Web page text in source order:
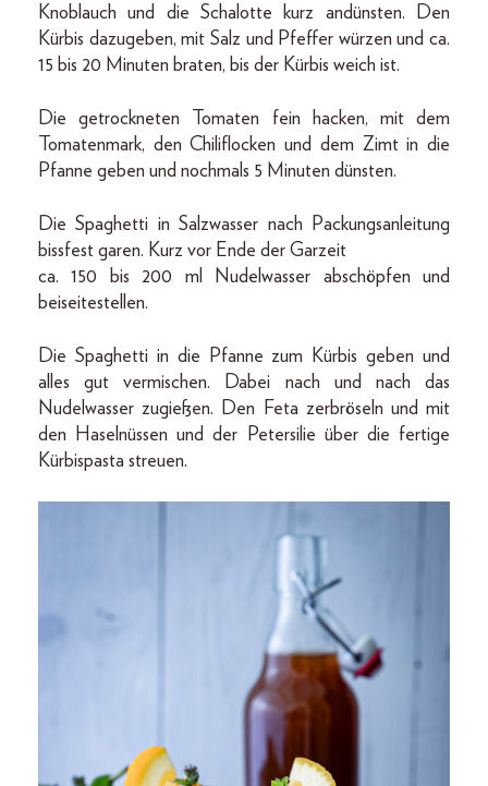
Knoblauch und die Schalotte kurz andünsten. Den
Kürbis dazugeben, mit Salz und Pfeffer würzen und ca.
15 bis 20 Minuten braten, bis der Kürbis weich ist.
Die getrockneten Tomaten fein hacken, mit dem
Tomatenmark, den Chiliflocken und dem Zimt in die
Pfanne geben und nochmals 5 Minuten dünsten.
Die Spaghetti in Salzwasser nach Packungsanleitung
bissfest garen. Kurz vor Ende der Garzeit
ca. 150 bis 200 ml Nudelwasser abschöpfen und
beiseitestellen.
Die Spaghetti in die Pfanne zum Kürbis geben und
alles gut vermischen. Dabei nach und nach das
Nudelwasser zugießen. Den Feta zerbröseln und mit
den Haselnüssen und der Petersilie über die fertige
Kürbispasta streuen.